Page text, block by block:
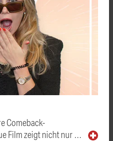
Comeback-
Film zeigt nicht nur …